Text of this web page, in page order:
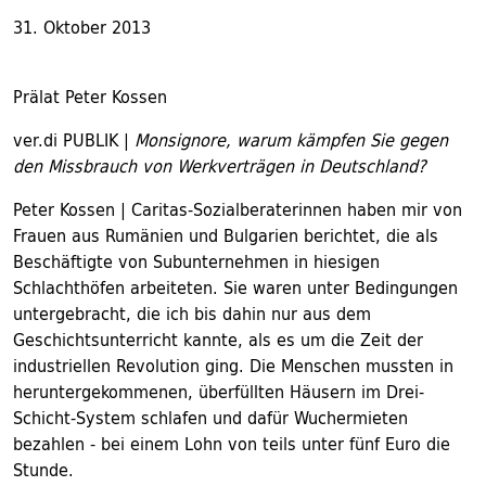
31. Oktober 2013
Prälat Peter Kossen
ver.di PUBLIK | Monsignore, warum kämpfen Sie gegen
den Missbrauch von Werkverträgen in Deutschland?
Peter Kossen | Caritas-Sozialberaterinnen haben mir von
Frauen aus Rumänien und Bulgarien berichtet, die als
Beschäftigte von Subunternehmen in hiesigen
Schlachthöfen arbeiteten. Sie waren unter Bedingungen
untergebracht, die ich bis dahin nur aus dem
Geschichtsunterricht kannte, als es um die Zeit der
industriellen Revolution ging. Die Menschen mussten in
heruntergekommenen, überfüllten Häusern im Drei-
Schicht-System schlafen und dafür Wuchermieten
bezahlen - bei einem Lohn von teils unter fünf Euro die
Stunde.